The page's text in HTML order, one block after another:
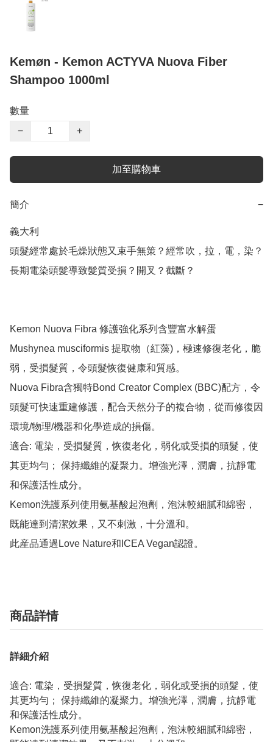
Kemøn - Kemon ACTYVA Nuova Fiber
Shampoo 1000ml
數量
−
+
加至購物車
簡介 −
義大利
頭髮經常處於毛燥狀態又束手無策？經常吹，拉，電，染？
長期電染頭髮導致髮質受損？開叉？截斷？
Kemon Nuova Fibra 修護強化系列含豐富水解蛋
Mushynea musciformis 提取物（紅藻)，極速修復老化，脆
弱，受損髮質，令頭髮恢復健康和質感。
Nuova Fibra含獨特Bond Creator Complex (BBC)配方，令
頭髮可快速重建修護，配合天然分子的複合物，從而修復因
環境/物理/機器和化學造成的損傷。
適合: 電染，受損髮質，恢復老化，弱化或受損的頭髮，使
其更均勻； 保持纖維的凝聚力。增強光澤，潤膚，抗靜電
和保護活性成分。
Kemon洗護系列使用氨基酸起泡劑，泡沫較細膩和綿密，
既能達到清潔效果，又不刺激，十分溫和。
此産品通過Love Nature和ICEA Vegan認證。
商品詳情
詳細介紹
適合: 電染，受損髮質，恢復老化，弱化或受損的頭髮，使
其更均勻； 保持纖維的凝聚力。增強光澤，潤膚，抗靜電
和保護活性成分。
Kemon洗護系列使用氨基酸起泡劑，泡沫較細膩和綿密，